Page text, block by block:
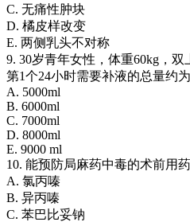
C. 无痛性肿块
D. 橘皮样改变
E. 两侧乳头不对称
9. 30岁青年女性，体重60kg，
第1个24小时需要补液的总量约为
A. 5000ml
B. 6000ml
C. 7000ml
D. 8000ml
E. 9000 ml
10. 能预防局麻药中毒的术前用
A. 氯丙嗪
B. 异丙嗪
C. 苯巴比妥钠